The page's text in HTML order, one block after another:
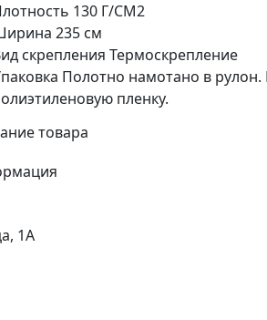
130 Г/СМ2
235 см
скрепления Термоскрепление
Полотно намотано в рулон.
пленку.
товара
1А